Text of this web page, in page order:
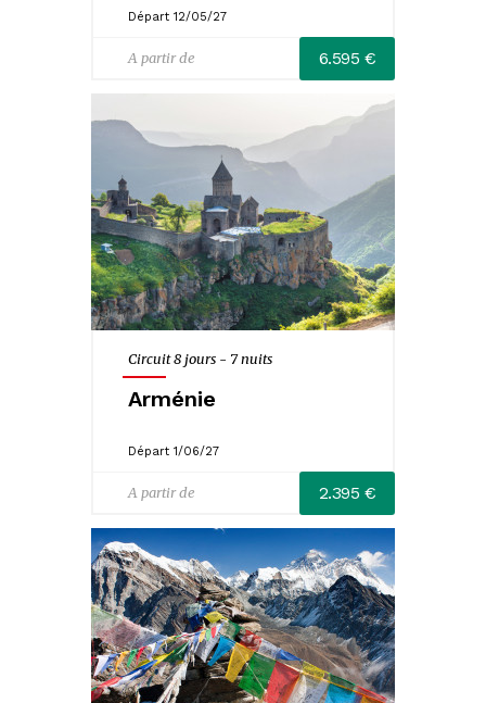
Départ 12/05/27
A partir de 6.595 €
Circuit 8 jours - 7 nuits
Arménie
Départ 1/06/27
A partir de 2.395 €